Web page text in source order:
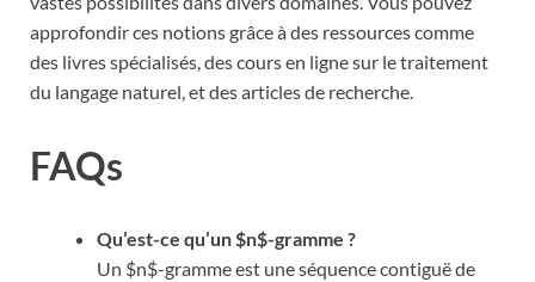
approfondir ces notions grâce à des ressources comme
des livres spécialisés, des cours en ligne sur le traitement
du langage naturel, et des articles de recherche.
FAQs
Qu’est-ce qu’un $n$-gramme ?
Un $n$-gramme est une séquence contiguë de